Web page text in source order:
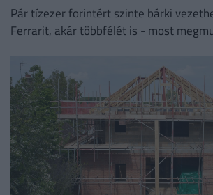
Pár tízezer forintért szinte bárki
Ferrarit, akár többfélét is - most